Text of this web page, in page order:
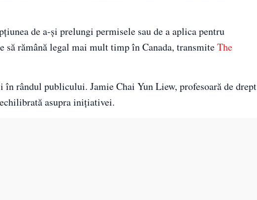
de a-și prelungi permisele sau de a aplica pentru
să rămână legal mai mult timp în Canada, transmiteThe
rândul publicului. Jamie Chai Yun Liew, profesoară de drept
asupra inițiativei.